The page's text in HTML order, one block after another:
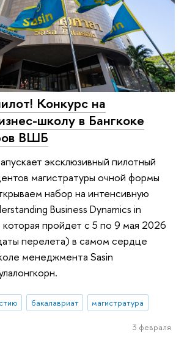
Конкурс на
школу в Бангкоке
ВШБ
эксклюзивный пилотный
магистратуры очной формы
набор на интенсивную
Business Dynamics in
пройдет с 5 по 9 мая 2026
перелета) в самом сердце
менеджмента Sasin
бакалавриат магистратура
3 февраля